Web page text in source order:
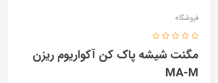
فروشگاه
مگنت شیشه پاک کن آکواریوم ریزن
MA-M